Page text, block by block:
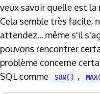
veux savoir quelle est la
Cela semble très facile,
attendez... même s'il
pouvons rencontrer
problème concerne
SQL comme
SUM() ,